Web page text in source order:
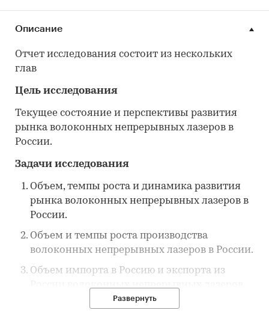
Описание
Отчет исследования состоит из нескольких
глав
Цель исследования
Текущее состояние и перспективы развития
рынка волоконных непрерывных лазеров в
России.
Задачи исследования
Объем, темпы роста и динамика развития
рынка волоконных непрерывных лазеров в
России.
Объем и темпы роста производства
волоконных непрерывных лазеров в России.
Объем импорта в Россию и экспорта из
Доли производителей на рынке
Развернуть